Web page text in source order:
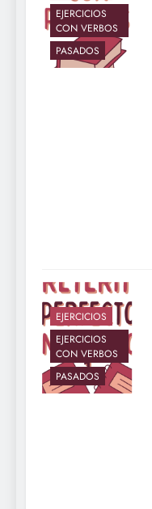
EJERCICIOS
CON VERBOS
PASADOS
EJERCICIOS
EJERCICIOS
CON VERBOS
PASADOS